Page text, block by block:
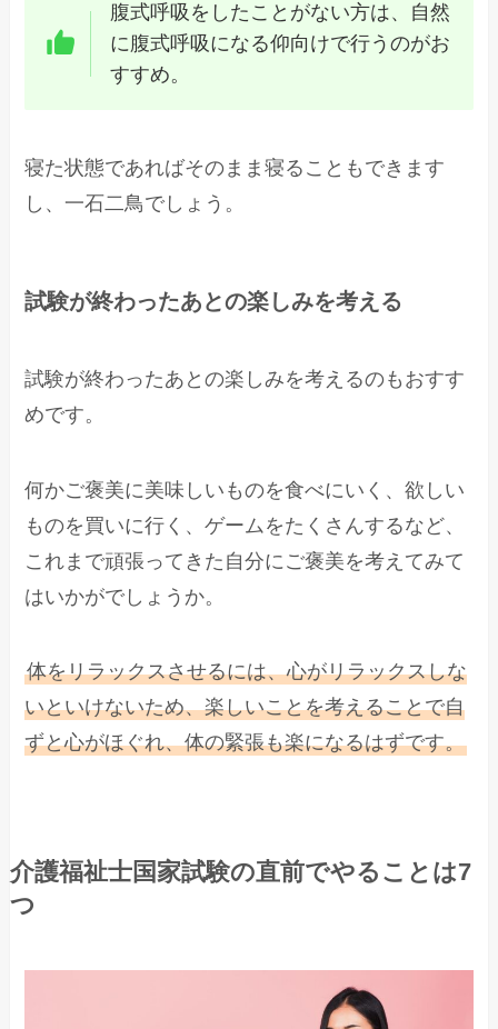
腹式呼吸をしたことがない方は、自然
に腹式呼吸になる仰向けで行うのがお
すすめ。
寝た状態であればそのまま寝ることもできます
し、一石二鳥でしょう。
試験が終わったあとの楽しみを考える
試験が終わったあとの楽しみを考えるのもおすす
めです。
何かご褒美に美味しいものを食べにいく、欲しい
ものを買いに行く、ゲームをたくさんするなど、
これまで頑張ってきた自分にご褒美を考えてみて
はいかがでしょうか。
体をリラックスさせるには、心がリラックスしな
いといけないため、楽しいことを考えることで自
ずと心がほぐれ、体の緊張も楽になるはずです。
介護福祉士国家試験の直前でやることは7
つ